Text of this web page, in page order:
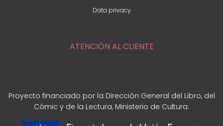
Data privacy
ATENCIÓN AL CLIENTE
Proyecto financiado por la Dirección General del Libro, del
Cómic y de la Lectura, Ministerio de Cultura.